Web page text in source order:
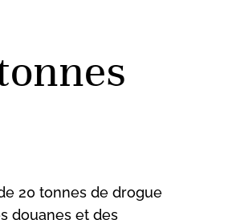
20 tonnes de drogue
douanes et des